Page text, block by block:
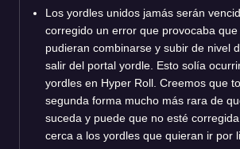
Los yordles unidos jamás serán
corregido un error que provocaba
pudieran combinarse y subir de nivel
salir del portal yordle. Esto solía
yordles en Hyper Roll. Creemos que
segunda forma mucho más rara de
suceda y puede que no esté
cerca a los yordles que quieran ir por